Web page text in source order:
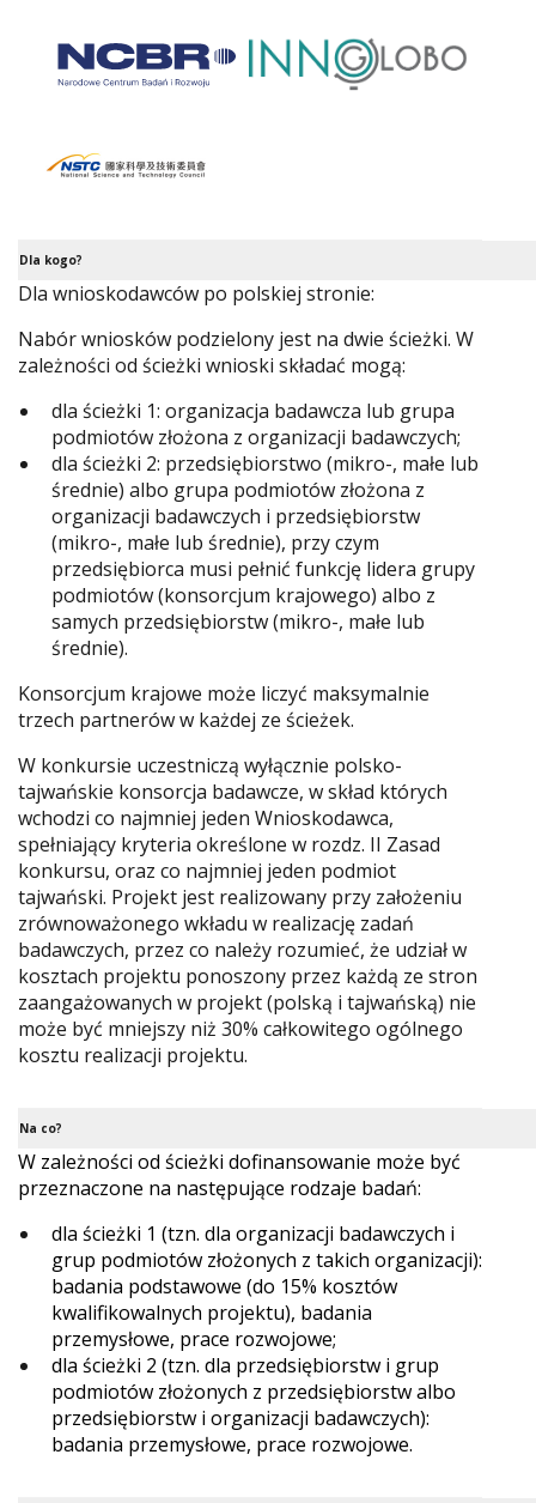
Dla kogo?
Dla wnioskodawców po polskiej stronie:
Nabór wniosków podzielony jest na dwie ścieżki. W
zależności od ścieżki wnioski składać mogą:
dla ścieżki 1: organizacja badawcza lub grupa
podmiotów złożona z organizacji badawczych;
dla ścieżki 2: przedsiębiorstwo (mikro-, małe lub
średnie) albo grupa podmiotów złożona z
organizacji badawczych i przedsiębiorstw
(mikro-, małe lub średnie), przy czym
przedsiębiorca musi pełnić funkcję lidera grupy
podmiotów (konsorcjum krajowego) albo z
samych przedsiębiorstw (mikro-, małe lub
średnie).
Konsorcjum krajowe może liczyć maksymalnie
trzech partnerów w każdej ze ścieżek.
W konkursie uczestniczą wyłącznie polsko-
tajwańskie konsorcja badawcze, w skład których
wchodzi co najmniej jeden Wnioskodawca,
spełniający kryteria określone w rozdz. II Zasad
konkursu, oraz co najmniej jeden podmiot
tajwański. Projekt jest realizowany przy założeniu
zrównoważonego wkładu w realizację zadań
badawczych, przez co należy rozumieć, że udział w
kosztach projektu ponoszony przez każdą ze stron
zaangażowanych w projekt (polską i tajwańską) nie
może być mniejszy niż 30% całkowitego ogólnego
kosztu realizacji projektu.
Na co?
W zależności od ścieżki dofinansowanie może być
przeznaczone na następujące rodzaje badań:
dla ścieżki 1 (tzn. dla organizacji badawczych i
grup podmiotów złożonych z takich organizacji):
badania podstawowe (do 15% kosztów
kwalifikowalnych projektu), badania
przemysłowe, prace rozwojowe;
dla ścieżki 2 (tzn. dla przedsiębiorstw i grup
podmiotów złożonych z przedsiębiorstw albo
przedsiębiorstw i organizacji badawczych):
badania przemysłowe, prace rozwojowe.